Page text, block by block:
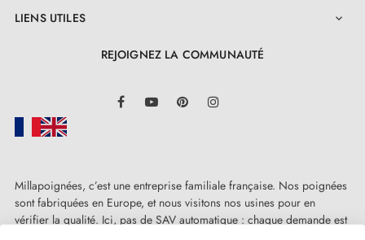
LIENS UTILES 
REJOIGNEZ LA COMMUNAUTÉ
FacebookYouTube Pinterest
Millapoignées, c’est une entreprise familiale française. Nos poignées
sont fabriquées en Europe, et nous visitons nos usines pour en
vérifier la qualité. Ici, pas de SAV automatique : chaque demande est